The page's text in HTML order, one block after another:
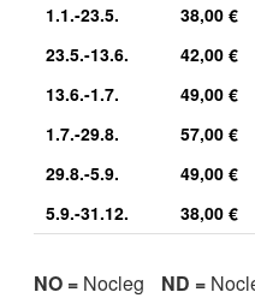
1.1.-23.5.
38,00 €
23.5.-13.6.
42,00 €
13.6.-1.7.
49,00 €
1.7.-29.8.
57,00 €
29.8.-5.9.
49,00 €
5.9.-31.12.
38,00 €
NO = Nocleg ND =